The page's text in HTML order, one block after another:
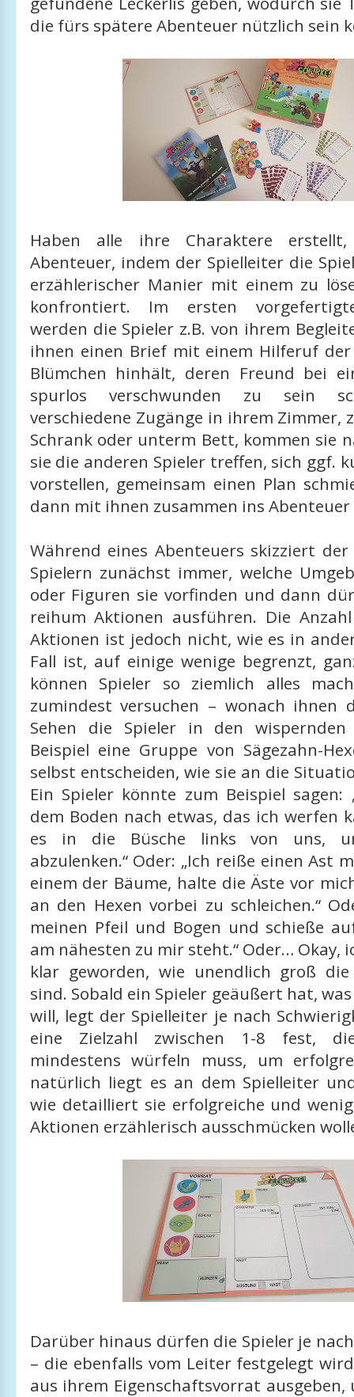
die fürs spätere Abenteuer nützlich sein
Haben alle ihre Charaktere
Abenteuer, indem der Spielleiter die
erzählerischer Manier mit einem zu
konfrontiert. Im ersten
werden die Spieler z.B. von ihrem
ihnen einen Brief mit einem Hilferuf
Blümchen hinhält, deren Freund bei
spurlos verschwunden zu sein
verschiedene Zugänge in ihrem Zimmer,
Schrank oder unterm Bett, kommen sie
sie die anderen Spieler treffen, sich ggf.
vorstellen, gemeinsam einen Plan
dann mit ihnen zusammen ins
Während eines Abenteuers skizziert
Spielern zunächst immer, welche
oder Figuren sie vorfinden und dann
reihum Aktionen ausführen. Die
Aktionen ist jedoch nicht, wie es in
Fall ist, auf einige wenige begrenzt,
können Spieler so ziemlich alles
zumindest versuchen – wonach ihnen
Sehen die Spieler in den
Beispiel eine Gruppe von Sägezahn-
selbst entscheiden, wie sie an die
Ein Spieler könnte zum Beispiel sagen:
dem Boden nach etwas, das ich werfen
es in die Büsche links von uns,
abzulenken.“ Oder: „Ich reiße einen Ast
einem der Bäume, halte die Äste vor
an den Hexen vorbei zu schleichen.“
meinen Pfeil und Bogen und schieße
am nähesten zu mir steht.“ Oder… Okay,
klar geworden, wie unendlich groß
sind. Sobald ein Spieler geäußert hat,
will, legt der Spielleiter je nach
eine Zielzahl zwischen 1-8 fest,
mindestens würfeln muss, um
natürlich liegt es an dem Spielleiter
wie detailliert sie erfolgreiche und
Aktionen erzählerisch ausschmücken
Darüber hinaus dürfen die Spieler je
– die ebenfalls vom Leiter festgelegt
aus ihrem Eigenschaftsvorrat ausgeben,